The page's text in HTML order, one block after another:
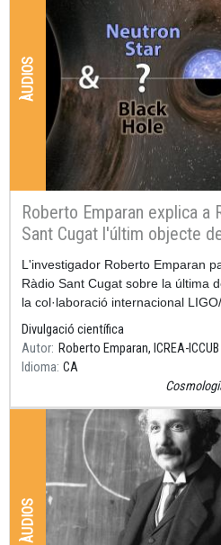
ÀUDIOS
Roberto Emparan explica a
Sant Cugat l'últim objecte
per LIGO/Virgo
Resum
L'investigador Roberto Emparan
Ràdio Sant Cugat sobre la última
la col·laboració internacional
publicat a finals del mes de juny.
Divulgació científica
Autor Roberto Emparan, ICREA-ICCUB
Idioma CA
ÀUDIOS